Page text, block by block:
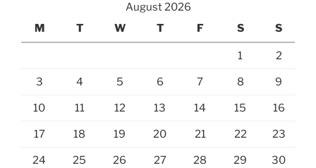
August 2026
M
T W T F S S
1 2
3 4 5 6 7 8 9
10 11 12 13 14 15 16
17 18 19 20 21 22 23
24 25 26 27 28 29 30